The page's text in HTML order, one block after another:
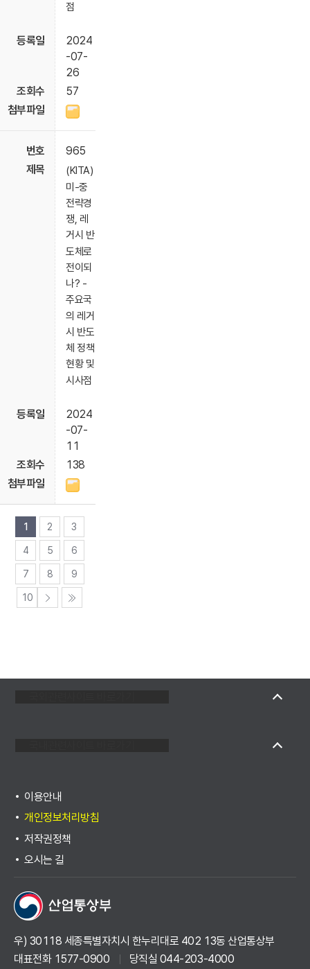
점
2024
-07-
26
57
965
(KITA)
미-중
전략경
쟁, 레
거시 반
도체로
전이되
나? -
주요국
의 레거
시 반도
체 정책
현황 및
시사점
2024
-07-
11
138
1 2 3
4 5 6
7 8 9
10
이용안내
개인정보처리방침
저작권정책
오시는 길
우) 30118 세종특별자치시 한누리대로 402 13동 산업통상부
대표전화 1577-0900
당직실 044-203-4000